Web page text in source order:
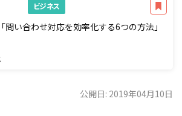
ビジネス
問い合わせ対応を効率化する6つの方法」
公開日: 2019年04月10日